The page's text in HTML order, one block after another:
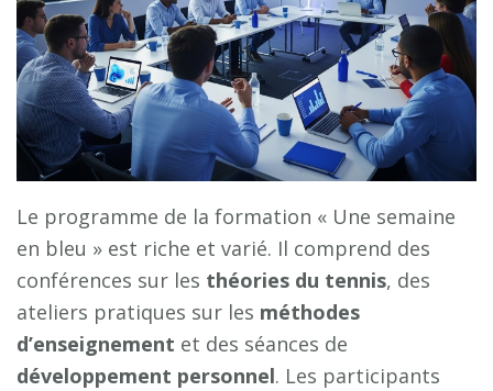
Le programme de la formation « Une semaine
en bleu » est riche et varié. Il comprend des
conférences sur les théories du tennis, des
ateliers pratiques sur les méthodes
d’enseignement et des séances de
développement personnel. Les participants